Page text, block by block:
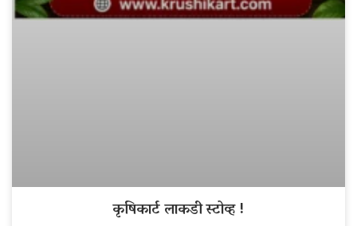
कृषिकार्ट लाकडी स्टोव्ह !